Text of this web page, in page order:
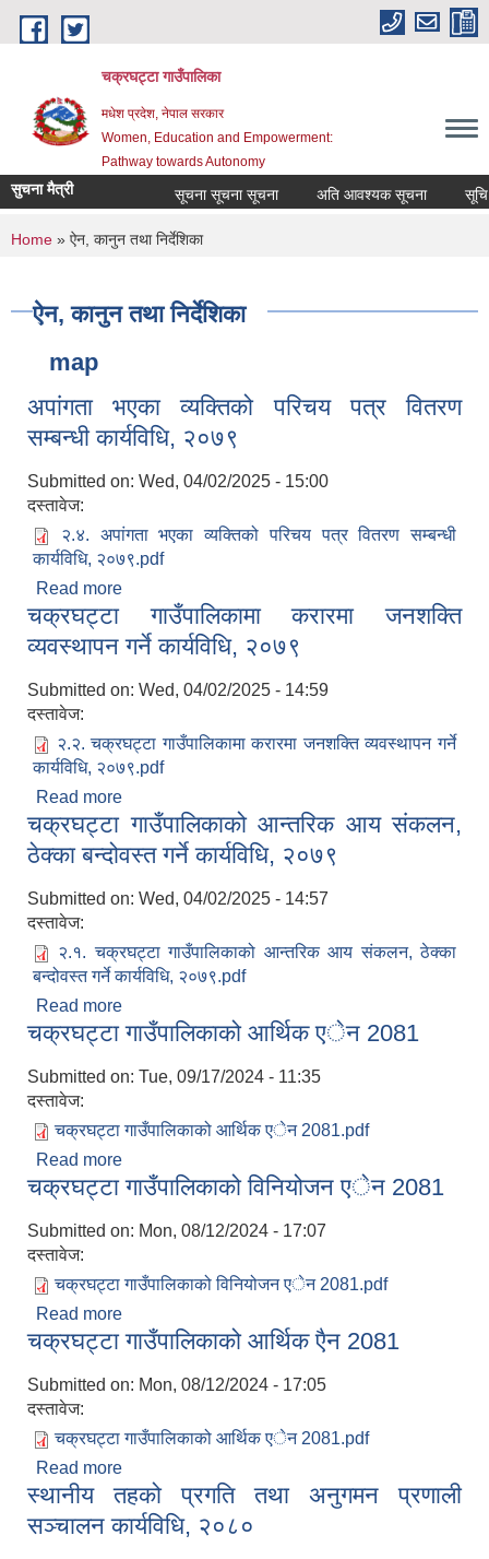
Skip to main content
चक्रघट्टा गाउँपालिका
मधेश प्रदेश, नेपाल सरकार
Women, Education and Empowerment:
Pathway towards Autonomy
सुचना मैत्री सूचना सूचना सूचना अति आवश्यक सूचना सूचि
You are here
Home » ऐन, कानुन तथा निर्देशिका
ऐन, कानुन तथा निर्देशिका
map
अपांगता भएका व्यक्तिको परिचय पत्र वितरण
सम्बन्धी कार्यविधि, २०७९
Submitted on: Wed, 04/02/2025 - 15:00
दस्तावेज:
२.४. अपांगता भएका व्यक्तिको परिचय पत्र वितरण सम्बन्धी
कार्यविधि, २०७९.pdf
Read more
कार्यविधि, २०७९
चक्रघट्टा गाउँपालिकामा करारमा जनशक्ति
व्यवस्थापन गर्ने कार्यविधि, २०७९
Submitted on: Wed, 04/02/2025 - 14:59
दस्तावेज:
२.२. चक्रघट्टा गाउँपालिकामा करारमा जनशक्ति व्यवस्थापन गर्ने
कार्यविधि, २०७९.pdf
Read more
व्यवस्थापन गर्ने कार्यविधि, २०७९
चक्रघट्टा गाउँपालिकाको आन्तरिक आय संकलन,
ठेक्का बन्दोवस्त गर्ने कार्यविधि, २०७९
Submitted on: Wed, 04/02/2025 - 14:57
दस्तावेज:
२.१. चक्रघट्टा गाउँपालिकाको आन्तरिक आय संकलन, ठेक्का
बन्दोवस्त गर्ने कार्यविधि, २०७९.pdf
Read more
ठेक्का बन्दोवस्त गर्ने कार्यविधि, २०७९
चक्रघट्टा गाउँपालिकाको आर्थिक एेन 2081
Submitted on: Tue, 09/17/2024 - 11:35
दस्तावेज:
चक्रघट्टा गाउँपालिकाको आर्थिक एेन 2081.pdf
Read more
चक्रघट्टा गाउँपालिकाको विनियोजन एेन 2081
Submitted on: Mon, 08/12/2024 - 17:07
दस्तावेज:
चक्रघट्टा गाउँपालिकाको विनियोजन एेन 2081.pdf
Read more
चक्रघट्टा गाउँपालिकाको आर्थिक एैन 2081
Submitted on: Mon, 08/12/2024 - 17:05
दस्तावेज:
चक्रघट्टा गाउँपालिकाको आर्थिक एेन 2081.pdf
Read more
स्थानीय तहको प्रगति तथा अनुगमन प्रणाली
सञ्चालन कार्यविधि, २०८०